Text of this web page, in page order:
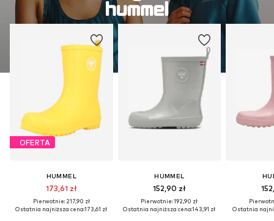
OFERTA
HUMMEL
173,61 zł
Pierwotnie: 217,90 zł
Ostatnia najniższa cena:173,61 zł
HUMMEL
152,90 zł
Pierwotnie: 192,90 zł
Ostatnia najniższa cena:143,91 zł
Ostatnia